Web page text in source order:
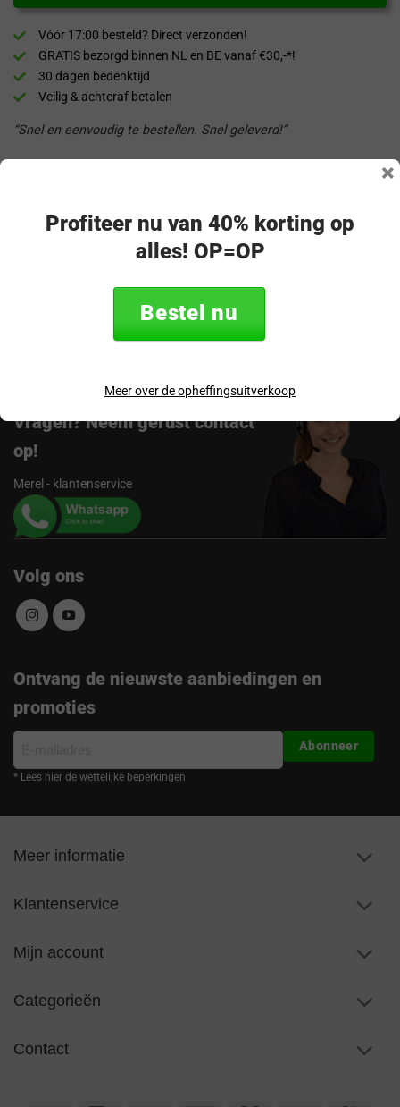
Vóór 17:00 besteld? Direct verzonden!
GRATIS bezorgd binnen NL en BE vanaf €30,-*!
30 dagen bedenktijd
Veilig & achteraf betalen
“Snel en eenvoudig te bestellen. Snel geleverd!”
Specificaties
Vragen? Neem gerust contact
op!
Merel - klantenservice
Volg ons
Ontvang de nieuwste aanbiedingen en
promoties
mailadres
* Lees hier de wettelijke beperkingen
Abonneer
Meer informatie
Klantenservice
Mijn account
Categorieën
Contact
Profiteer nu van 40% korting op
alles! OP=OP
Bestel nu
Meer over de opheffingsuitverkoop
×